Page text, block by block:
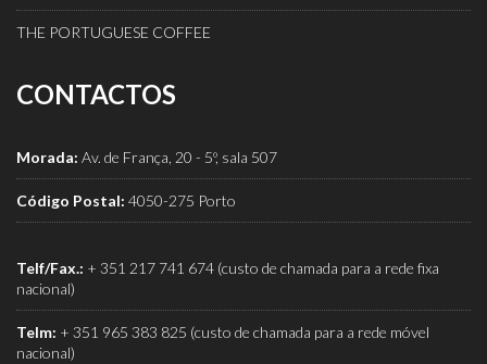
THE PORTUGUESE COFFEE
CONTACTOS
Morada: Av. de França, 20 - 5º, sala 507
Código Postal: 4050-275 Porto
Telf/Fax.: + 351 217 741 674 (custo de chamada para a rede fixa
nacional)
Telm: + 351 965 383 825 (custo de chamada para a rede móvel
nacional)